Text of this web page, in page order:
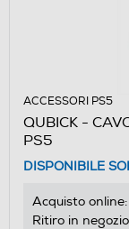
ACCESSORI PS5
QUBICK -
PS5
DISPONIBILE
Acquisto online:
Ritiro in